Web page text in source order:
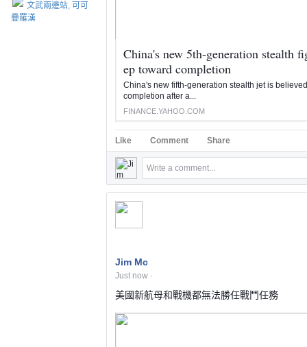
文武兩邊站, 可可
疊羅漢
China's new 5th-generation stealth
ep toward completion
China's new fifth-generation stealth jet is
completion after a...
FINANCE.YAHOO.COM
Like Comment
Share
Comments
Write a comment...
Jim Mc
Just now ·
美國新航母和戰機都無法勝任戰鬥任務